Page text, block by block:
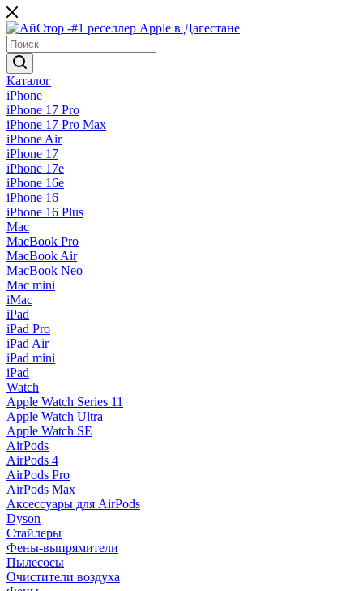
Каталог
iPhone
iPhone 17 Pro
iPhone 17 Pro Max
iPhone Air
iPhone 17
iPhone 17e
iPhone 16e
iPhone 16
iPhone 16 Plus
Mac
MacBook Pro
MacBook Air
MacBook Neo
Mac mini
iMac
iPad
iPad Pro
iPad Air
iPad mini
iPad
Watch
Apple Watch Series 11
Apple Watch Ultra
Apple Watch SE
AirPods
AirPods 4
AirPods Pro
AirPods Max
Аксессуары для AirPods
Dyson
Стайлеры
Фены-выпрямители
Пылесосы
Очистители воздуха